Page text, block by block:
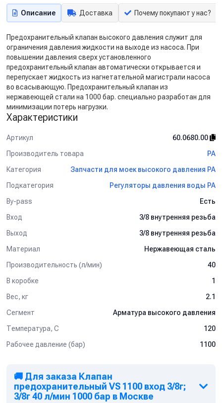
Описание Доставка Почему покупают у нас?
Предохранительный клапан высокого давления служит для
ограничения давления жидкости на выходе из насоса. При
повышении давления сверх установленного
предохранительный клапан автоматически открывается и
перепускает жидкость из нагнетательной магистрали насоса
во всасывающую. Предохранительный клапан из
нержавеющей стали на 1000 бар. специально разработан для
минимизации потерь нагрузки.
Характеристики
Артикул
60.0680.00
Производитель товара
PA
Категория
Запчасти для моек высокого давления PA
Подкатегория
Регуляторы давления воды PA
By-pass
Есть
Вход
3/8 внутренняя резьба
Выход
3/8 внутренняя резьба
Материал
Нержавеющая сталь
Производительность (л/мин)
40
В коробке
1
Вес, кг
2.1
Сегмент
Арматура высокого давления
Температура, C
120
Рабочее давление (бар)
1100
🚚 Для заказа Клапан
предохранительный VS 1100 вход 3/8г;
3/8г 40 л/мин 1000 бар в Москве